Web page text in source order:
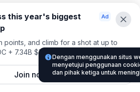
this year's biggest
points, and climb for a shot at up to
+ 7.34B $TRUE
Join now
Dengan menggunakan situs
menyetujui penggunaan
dan pihak ketiga untuk